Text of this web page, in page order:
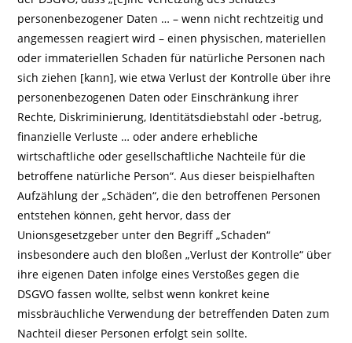
personenbezogener Daten … – wenn nicht rechtzeitig und
angemessen reagiert wird – einen physischen, materiellen
oder immateriellen Schaden für natürliche Personen nach
sich ziehen [kann], wie etwa Verlust der Kontrolle über ihre
personenbezogenen Daten oder Einschränkung ihrer
Rechte, Diskriminierung, Identitätsdiebstahl oder ‑betrug,
finanzielle Verluste … oder andere erhebliche
wirtschaftliche oder gesellschaftliche Nachteile für die
betroffene natürliche Person“. Aus dieser beispielhaften
Aufzählung der „Schäden“, die den betroffenen Personen
entstehen können, geht hervor, dass der
Unionsgesetzgeber unter den Begriff „Schaden“
insbesondere auch den bloßen „Verlust der Kontrolle“ über
ihre eigenen Daten infolge eines Verstoßes gegen die
DSGVO fassen wollte, selbst wenn konkret keine
missbräuchliche Verwendung der betreffenden Daten zum
Nachteil dieser Personen erfolgt sein sollte.